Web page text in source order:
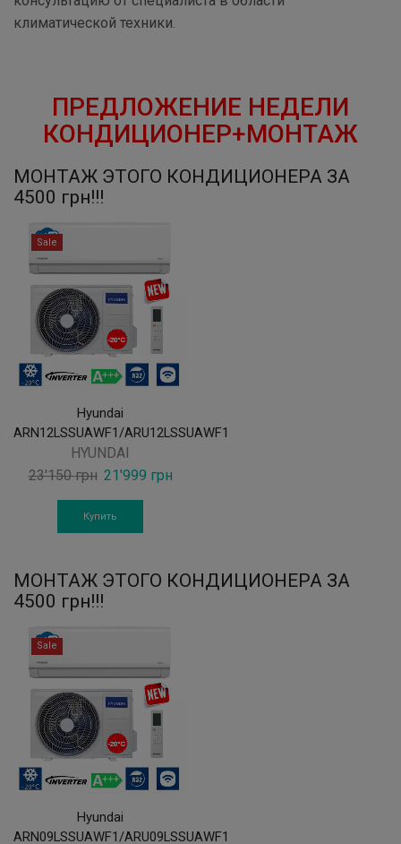
климатической техники.
ПРЕДЛОЖЕНИЕ НЕДЕЛИ
КОНДИЦИОНЕР+МОНТАЖ
МОНТАЖ ЭТОГО КОНДИЦИОНЕРА ЗА
4500 грн!!!
Sale
Hyundai
ARN12LSSUAWF1/ARU12LSSUAWF1
HYUNDAI
23'150грн Original
price
was:
23'150 грн.
21'999 грнCurrent
Купить
МОНТАЖ ЭТОГО КОНДИЦИОНЕРА ЗА
4500 грн!!!
Sale
Hyundai
ARN09LSSUAWF1/ARU09LSSUAWF1